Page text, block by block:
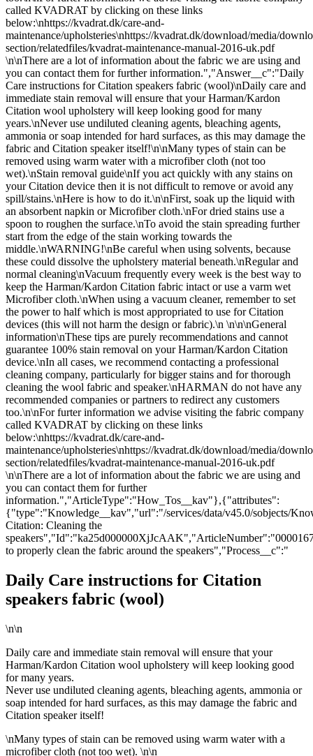
called KVADRAT by clicking on these links
below:\nhttps://kvadrat.dk/care-and-
maintenance/upholsteries\nhttps://kvadrat.dk/download/media/
section/relatedfiles/kvadrat-maintenance-manual-2016-uk.pdf
\n\nThere are a lot of information about the fabric we are using and
you can contact them for further information.","Answer__c":"Daily
Care instructions for Citation speakers fabric (wool)\nDaily care and
immediate stain removal will ensure that your Harman/Kardon
Citation wool upholstery will keep looking good for many
years.\nNever use undiluted cleaning agents, bleaching agents,
ammonia or soap intended for hard surfaces, as this may damage the
fabric and Citation speaker itself!\n\nMany types of stain can be
removed using warm water with a microfiber cloth (not too
wet).\nStain removal guide\nIf you act quickly with any stains on
your Citation device then it is not difficult to remove or avoid any
spill/stains.\nHere is how to do it.\n\nFirst, soak up the liquid with
an absorbent napkin or Microfiber cloth.\nFor dried stains use a
spoon to roughen the surface.\nTo avoid the stain spreading further
start from the edge of the stain working towards the
middle.\nWARNING!\nBe careful when using solvents, because
these could dissolve the upholstery material beneath.\nRegular and
normal cleaning\nVacuum frequently every week is the best way to
keep the Harman/Kardon Citation fabric intact or use a varm wet
Microfiber cloth.\nWhen using a vacuum cleaner, remember to set
the power to half which is most appropriated to use for Citation
devices (this will not harm the design or fabric).\n \n\n\nGeneral
information\nThese tips are purely recommendations and cannot
guarantee 100% stain removal on your Harman/Kardon Citation
device.\nIn all cases, we recommend contacting a professional
cleaning company, particularly for bigger stains and for thorough
cleaning the wool fabric and speaker.\nHARMAN do not have any
recommended companies or partners to redirect any customers
too.\n\nFor furter information we advise visiting the fabric company
called KVADRAT by clicking on these links
below:\nhttps://kvadrat.dk/care-and-
maintenance/upholsteries\nhttps://kvadrat.dk/download/media/
section/relatedfiles/kvadrat-maintenance-manual-2016-uk.pdf
\n\nThere are a lot of information about the fabric we are using and
you can contact them for further
information.","ArticleType":"How_Tos__kav"},{"attributes":
{"type":"Knowledge__kav","url":"/services/data/v45.0/sobjects/
Citation: Cleaning the
to properly clean the fabric around the speakers","Process__c":"
Daily Care instructions for Citation
speakers fabric (wool)
\n\n
Daily care and immediate stain removal will ensure that your
Harman/Kardon Citation wool upholstery will keep looking good
for many years.
Never use undiluted cleaning agents, bleaching agents, ammonia or
soap intended for hard surfaces, as this may damage the fabric and
Citation speaker itself!
\nMany types of stain can be removed using warm water with a
microfiber cloth (not too wet). \n\n